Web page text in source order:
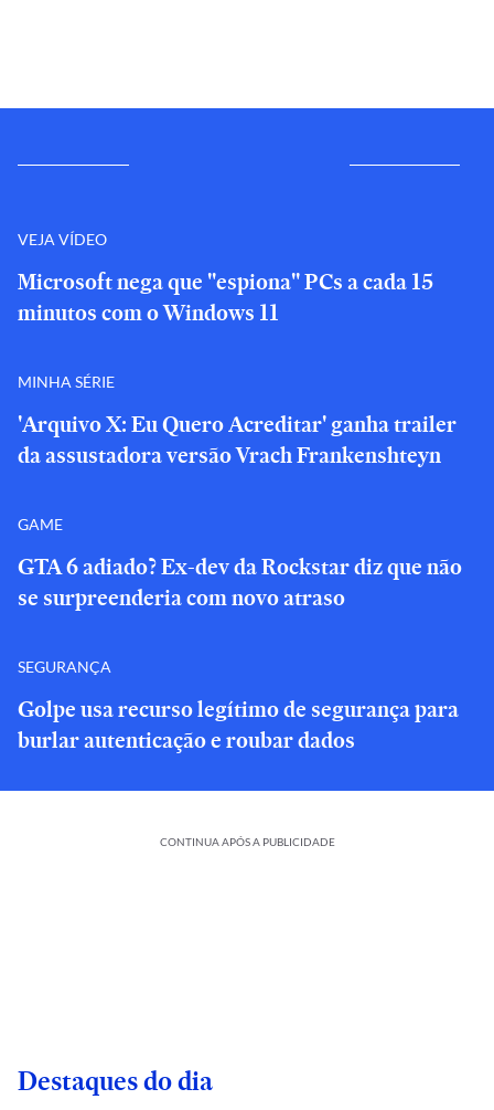
VEJA VÍDEO
Microsoft nega que "espiona" PCs a cada 15
minutos com o Windows 11
MINHA SÉRIE
'Arquivo X: Eu Quero Acreditar' ganha trailer
da assustadora versão Vrach Frankenshteyn
GAME
GTA 6 adiado? Ex-dev da Rockstar diz que não
se surpreenderia com novo atraso
SEGURANÇA
Golpe usa recurso legítimo de segurança para
burlar autenticação e roubar dados
CONTINUA APÓS A PUBLICIDADE
Destaques do dia